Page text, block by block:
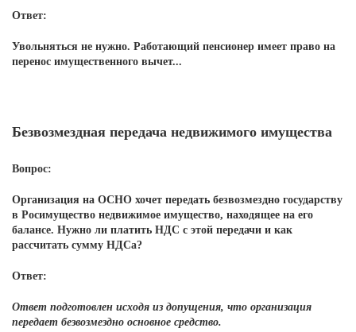
Ответ:
Увольняться не нужно. Работающий пенсионер имеет право на
перенос имущественного вычет...
Безвозмездная передача недвижимого имущества
Вопрос:
Организация на ОСНО хочет передать безвозмездно государству
в Росимущество недвижимое имущество, находящее на его
балансе. Нужно ли платить НДС с этой передачи и как
рассчитать сумму НДСа?
Ответ:
Ответ подготовлен исходя из допущения, что организация
передает безвозмездно основное средство.